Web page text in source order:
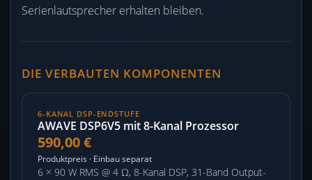
Serienlautsprecher erhalten bleiben.
DIE VERBAUTEN KOMPONENTEN
6-KANAL DSP-ENDSTUFE
AWAVE DSP6V5 mit 8-Kanal Prozessor
590,00 €
Produktpreis · Einbau separat
6 × 90 W RMS @ 4 Ω, 8-Kanal DSP, 31-Band Output-